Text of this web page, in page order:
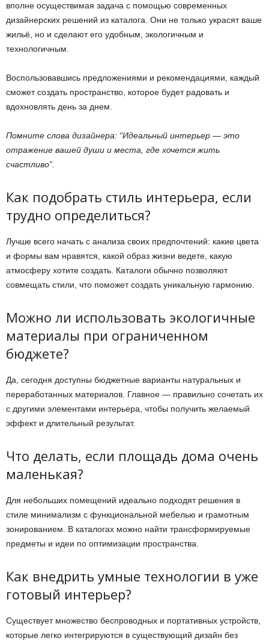
вполне осуществимая задача с помощью современных
дизайнерских решений из каталога. Они не только украсят ваше
жильё, но и сделают его удобным, экологичным и
технологичным.
Воспользовавшись предложениями и рекомендациями, каждый
сможет создать пространство, которое будет радовать и
вдохновлять день за днем.
Помните слова дизайнера: “Идеальный интерьер — это
отражение вашей души и места, где хочется жить
счастливо”.
Как подобрать стиль интерьера, если
трудно определиться?
Лучше всего начать с анализа своих предпочтений: какие цвета
и формы вам нравятся, какой образ жизни ведете, какую
атмосферу хотите создать. Каталоги обычно позволяют
совмещать стили, что поможет создать уникальную гармонию.
Можно ли использовать экологичные
материалы при ограниченном
бюджете?
Да, сегодня доступны бюджетные варианты натуральных и
переработанных материалов. Главное — правильно сочетать их
с другими элементами интерьера, чтобы получить желаемый
эффект и длительный результат.
Что делать, если площадь дома очень
маленькая?
Для небольших помещений идеально подходят решения в
стиле минимализм с функциональной мебелью и грамотным
зонированием. В каталогах можно найти трансформируемые
предметы и идеи по оптимизации пространства.
Как внедрить умные технологии в уже
готовый интерьер?
Существует множество беспроводных и портативных устройств,
которые легко интегрируются в существующий дизайн без